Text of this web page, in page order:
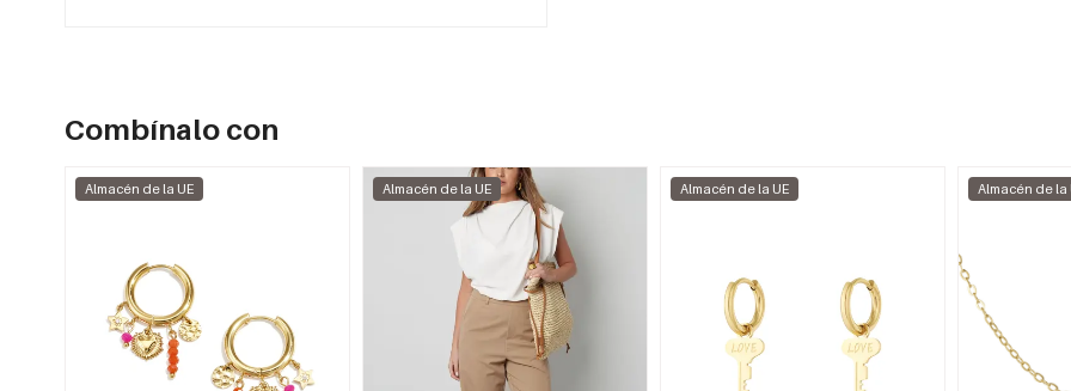
Combínalo con
Almacén de la UE Almacén de la UE Almacén de la UE Almacén de la